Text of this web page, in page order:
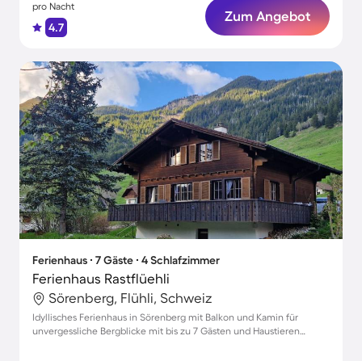
pro Nacht
4.7
Zum Angebot
Ferienhaus ∙ 7 Gäste ∙ 4 Schlafzimmer
Ferienhaus Rastflüehli
Sörenberg, Flühli, Schweiz
Idyllisches Ferienhaus in Sörenberg mit Balkon und Kamin für
unvergessliche Bergblicke mit bis zu 7 Gästen und Haustieren